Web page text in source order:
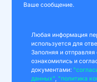
Ваше сообщение.
Любая информация
используется для
Заполняя и
ознакомились и
документами:
данных" "политика